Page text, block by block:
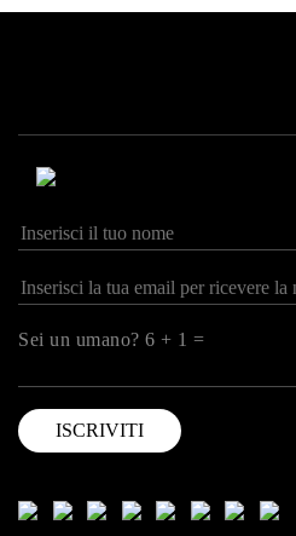
Sei un umano? 6 + 1 =